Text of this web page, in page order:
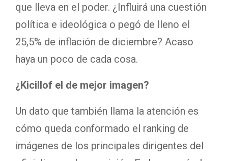
que lleva en el poder. ¿Influirá una cuestión
política e ideológica o pegó de lleno el
25,5% de inflación de diciembre? Acaso
haya un poco de cada cosa.
¿Kicillof el de mejor imagen?
Un dato que también llama la atención es
cómo queda conformado el ranking de
imágenes de los principales dirigentes del